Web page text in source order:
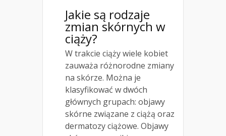
Jakie są rodzaje
zmian skórnych w
ciąży?
W trakcie ciąży wiele kobiet
zauważa różnorodne zmiany
na skórze. Można je
klasyfikować w dwóch
głównych grupach: objawy
skórne związane z ciążą oraz
dermatozy ciążowe. Objawy